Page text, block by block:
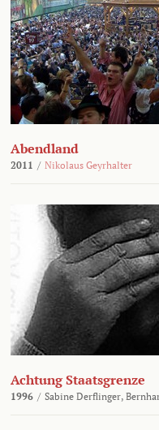
Abendland
2011 / Nikolaus Geyrhalter
Achtung Staatsgrenze
1996 / Sabine Derflinger,